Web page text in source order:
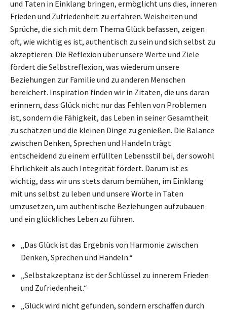
und Taten in Einklang bringen, ermöglicht uns dies, inneren
Frieden und Zufriedenheit zu erfahren. Weisheiten und
Sprüche, die sich mit dem Thema Glück befassen, zeigen
oft, wie wichtig es ist, authentisch zu sein und sich selbst zu
akzeptieren. Die Reflexion über unsere Werte und Ziele
fördert die Selbstreflexion, was wiederum unsere
Beziehungen zur Familie und zu anderen Menschen
bereichert. Inspiration finden wir in Zitaten, die uns daran
erinnern, dass Glück nicht nur das Fehlen von Problemen
ist, sondern die Fähigkeit, das Leben in seiner Gesamtheit
zu schätzen und die kleinen Dinge zu genießen. Die Balance
zwischen Denken, Sprechen und Handeln trägt
entscheidend zu einem erfüllten Lebensstil bei, der sowohl
Ehrlichkeit als auch Integrität fördert. Darum ist es
wichtig, dass wir uns stets darum bemühen, im Einklang
mit uns selbst zu leben und unsere Worte in Taten
umzusetzen, um authentische Beziehungen aufzubauen
und ein glückliches Leben zu führen.
„Das Glück ist das Ergebnis von Harmonie zwischen
Denken, Sprechen und Handeln.“
„Selbstakzeptanz ist der Schlüssel zu innerem Frieden
und Zufriedenheit.“
„Glück wird nicht gefunden, sondern erschaffen durch